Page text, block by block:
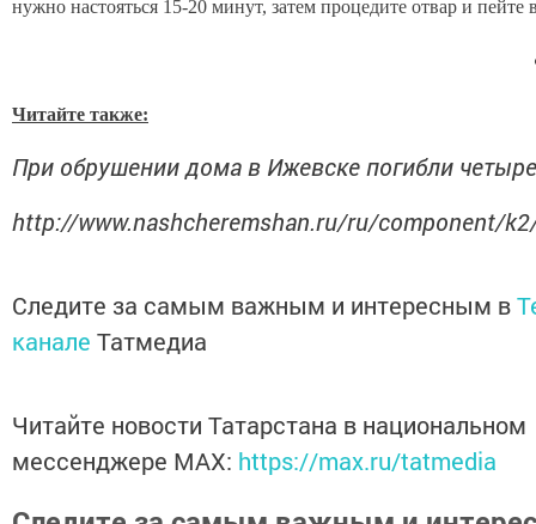
нужно настояться 15-20 минут, затем процедите отвар и пейте
Читайте также:
При обрушении дома в Ижевске погибли
http://www.nashcheremshan.ru/ru/component/
Следите за самым важным и интересным в
канале Татмедиа
Читайте новости Татарстана в национальном
мессенджере MАХ: https://max.ru/tatmedia